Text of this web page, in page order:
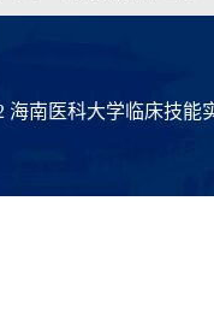
海南医科大学临床技能